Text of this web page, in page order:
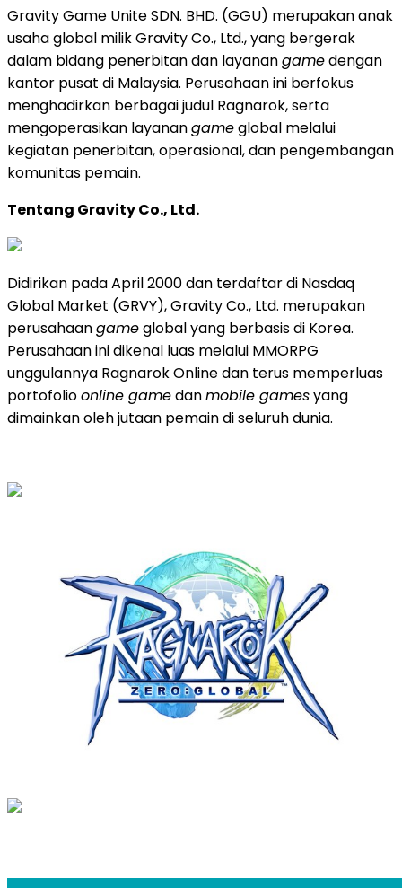
Gravity Game Unite SDN. BHD. (GGU) merupakan anak
usaha global milik Gravity Co., Ltd., yang bergerak
dalam bidang penerbitan dan layanangamedengan
kantor pusat di Malaysia. Perusahaan ini berfokus
menghadirkan berbagai judul Ragnarok, serta
mengoperasikan layanangameglobal melalui
kegiatan penerbitan, operasional, dan pengembangan
komunitas pemain.
Tentang Gravity Co., Ltd.
Didirikan pada April 2000 dan terdaftar di Nasdaq
Global Market (GRVY), Gravity Co., Ltd. merupakan
perusahaangameglobal yang berbasis di Korea.
Perusahaan ini dikenal luas melalui MMORPG
unggulannya Ragnarok Online dan terus memperluas
portofolioonline gamedanmobile gamesyang
dimainkan oleh jutaan pemain di seluruh dunia.